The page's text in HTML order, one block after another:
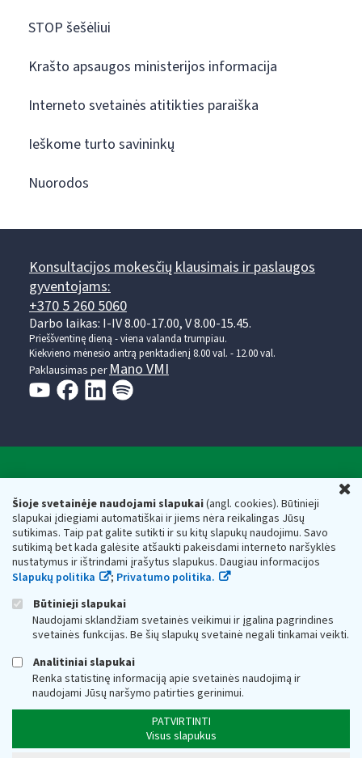
Šioje svetainėje naudojami slapukai(angl. cookies). Būtinieji
slapukai įdiegiami automatiškai ir jiems nėra reikalingas Jūsų
sutikimas. Taip pat galite sutikti ir su kitų slapukų naudojimu. Savo
sutikimą bet kada galėsite atšaukti pakeisdami interneto naršyklės
nustatymus ir ištrindami įrašytus slapukus. Daugiau informacijos
Slapukų politika
; Privatumo politika.
Būtinieji slapukai
Naudojami sklandžiam svetainės veikimui ir įgalina pagrindines
svetainės funkcijas. Be šių slapukų svetainė negali tinkamai veikti.
Analitiniai slapukai
Renka statistinę informaciją apie svetainės naudojimą ir
naudojami Jūsų naršymo patirties gerinimui.
PATVIRTINTI
Visus slapukus
STOP šešėliui
Krašto apsaugos ministerijos informacija
Interneto svetainės atitikties paraiška
Ieškome turto savininkų
Nuorodos
Konsultacijos mokesčių klausimais ir paslaugos
gyventojams:
+370 5 260 5060
Darbo laikas: I-IV 8.00-17.00, V 8.00-15.45.
Prieššventinę dieną - viena valanda trumpiau.
Kiekvieno mėnesio antrą penktadienį 8.00 val. - 12.00 val.
Paklausimas per Mano VMI
Respublikos finansų ministerijos
Biudžetinė įstaiga. Juridinio asmens kodas — 188659752,
adresas: Vasario 16-osios g. 14, 01107 Vilnius, Lietuva, el.paštas:
vmi@vmi.lt, E. pristatymo dėžutės adresas 188659752
Duomenys apie Valstybinę mokesčių inspekciją prie Lietuvos
Respublikos finansų ministerijos kaupiami ir saugomi Juridinių